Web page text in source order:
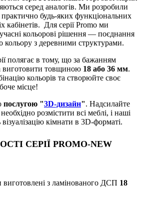
серед аналогів. Ми розробили
будь-яких функціональних
кабінетів. Для серії Promo ми
кольорові рішення — поєднання
кольору з деревними структурами.
полягає в тому, що за бажанням
виготовити товщиною 18 або 36 мм.
кольорів та створюйте своє
місце!
послугою "3D-дизайн". Надсилайте
розмістити всі меблі, і наші
кімнати в 3D-форматі.
СЕРІЇ PROMO-NEW
з ламінованого ДСП 18